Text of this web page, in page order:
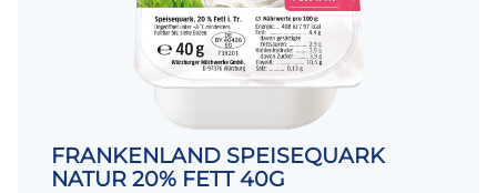
FRANKENLAND SPEISEQUARK
NATUR 20% FETT 40G